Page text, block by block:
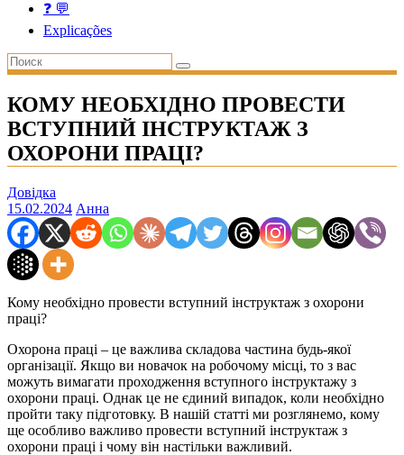
❓ 💬
Explicações
КОМУ НЕОБХІДНО ПРОВЕСТИ
ВСТУПНИЙ ІНСТРУКТАЖ З
ОХОРОНИ ПРАЦІ?
Довідка
15.02.2024 Анна
Кому необхідно провести вступний інструктаж з охорони
праці?
Охорона праці – це важлива складова частина будь-якої
організації. Якщо ви новачок на робочому місці, то з вас
можуть вимагати проходження вступного інструктажу з
охорони праці. Однак це не єдиний випадок, коли необхідно
пройти таку підготовку. В нашій статті ми розглянемо, кому
ще особливо важливо провести вступний інструктаж з
охорони праці і чому він настільки важливий.